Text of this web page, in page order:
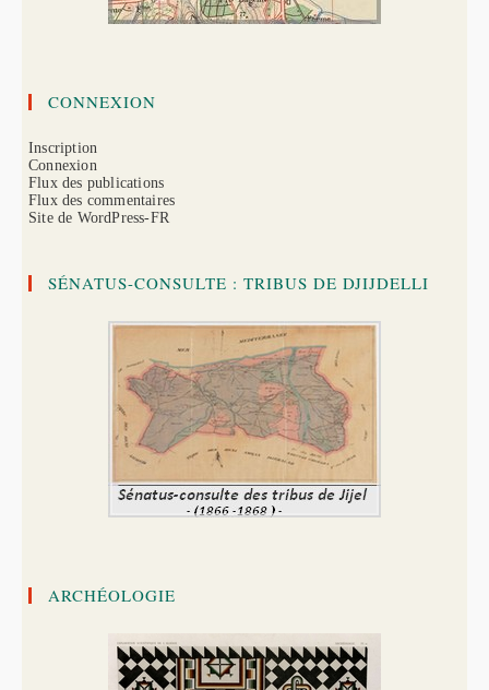
CONNEXION
Inscription
Connexion
Flux des publications
Flux des commentaires
Site de WordPress-FR
SÉNATUS-CONSULTE : TRIBUS DE DJIJDELLI
ARCHÉOLOGIE